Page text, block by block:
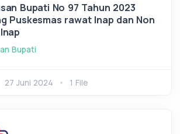
Bupati No 97 Tahun 2023
Puskesmas rawat Inap dan Non
Bupati
27 Juni 2024 1 File